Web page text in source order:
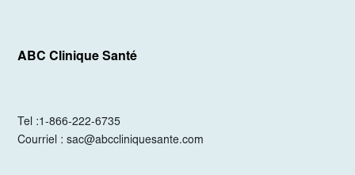
ABC Clinique Santé
Tel :1-866-222-6735
Courriel :sac@abccliniquesante.com